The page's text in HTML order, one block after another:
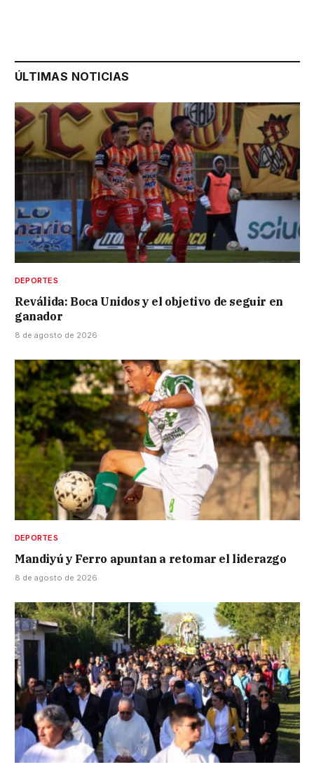
ÚLTIMAS NOTICIAS
DEPORTES
Reválida: Boca Unidos y el objetivo de seguir en
ganador
8 de agosto de 2026
DEPORTES
Mandiyú y Ferro apuntan a retomar el liderazgo
8 de agosto de 2026